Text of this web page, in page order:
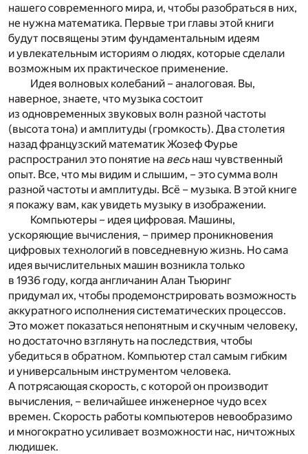
нашего современного мира, и, чтобы разобраться в них,
не нужна математика. Первые три главы этой книги
будут посвящены этим фундаментальным идеям
и увлекательным историям о людях, которые сделали
возможным их практическое применение.
Идея волновых колебаний – аналоговая. Вы,
наверное, знаете, что музыка состоит
из одновременных звуковых волн разной частоты
(высота тона) и амплитуды (громкость). Два столетия
назад французский математик Жозеф Фурье
распространил это понятие на весьнаш чувственный
опыт. Все, что мы видим и слышим, – это сумма волн
разной частоты и амплитуды. Всё – музыка. В этой книге
я покажу вам, как увидеть музыку в изображении.
Компьютеры – идея цифровая. Машины,
ускоряющие вычисления, – пример проникновения
цифровых технологий в повседневную жизнь. Но сама
идея вычислительных машин возникла только
в 1936 году, когда англичанин Алан Тьюринг
придумал их, чтобы продемонстрировать возможность
аккуратного исполнения систематических процессов.
Это может показаться непонятным и скучным человеку,
но достаточно взглянуть на последствия, чтобы
убедиться в обратном. Компьютер стал самым гибким
и универсальным инструментом человека.
А потрясающая скорость, с которой он производит
вычисления, – величайшее инженерное чудо всех
времен. Скорость работы компьютеров невообразимо
и многократно усиливает возможности нас, ничтожных
людишек.